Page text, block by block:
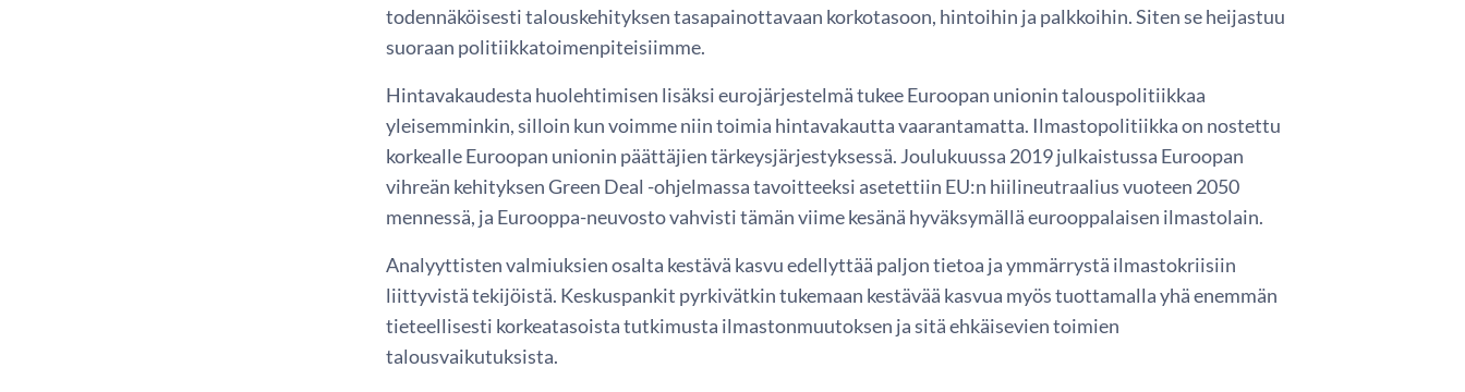
todennäköisesti talouskehityksen tasapainottavaan korkotasoon, hintoihin ja palkkoihin. Siten se heijastuu
suoraan politiikkatoimenpiteisiimme.
Hintavakaudesta huolehtimisen lisäksi eurojärjestelmä tukee Euroopan unionin talouspolitiikkaa
yleisemminkin, silloin kun voimme niin toimia hintavakautta vaarantamatta. Ilmastopolitiikka on nostettu
korkealle Euroopan unionin päättäjien tärkeysjärjestyksessä. Joulukuussa 2019 julkaistussa Euroopan
vihreän kehityksen Green Deal -ohjelmassa tavoitteeksi asetettiin EU:n hiilineutraalius vuoteen 2050
mennessä, ja Eurooppa-neuvosto vahvisti tämän viime kesänä hyväksymällä eurooppalaisen ilmastolain.
Analyyttisten valmiuksien osalta kestävä kasvu edellyttää paljon tietoa ja ymmärrystä ilmastokriisiin
liittyvistä tekijöistä. Keskuspankit pyrkivätkin tukemaan kestävää kasvua myös tuottamalla yhä enemmän
tieteellisesti korkeatasoista tutkimusta ilmastonmuutoksen ja sitä ehkäisevien toimien
talousvaikutuksista.